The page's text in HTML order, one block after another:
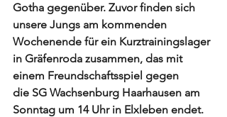
Gotha gegenüber. Zuvor finden sich
unsere Jungs am kommenden
Wochenende für ein Kurztrainingslager
in Gräfenroda zusammen, das mit
einem Freundschaftsspiel gegen
die SG Wachsenburg Haarhausen am
Sonntag um 14 Uhr in Elxleben endet.